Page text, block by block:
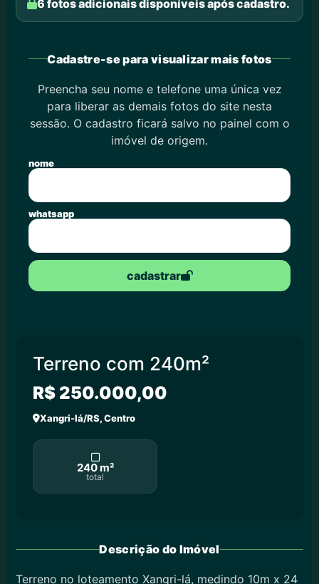
6 fotos adicionais disponíveis após cadastro.
Cadastre-se para visualizar mais fotos
Preencha seu nome e telefone uma única vez
para liberar as demais fotos do site nesta
sessão. O cadastro ficará salvo no painel com o
imóvel de origem.
nome
whatsapp
cadastrar
Terreno com 240m²
R$ 250.000,00
Xangri-lá/RS, Centro
240 m²
total
Descrição do Imóvel
Terreno no loteamento Xangri-lá, medindo 10m x 24